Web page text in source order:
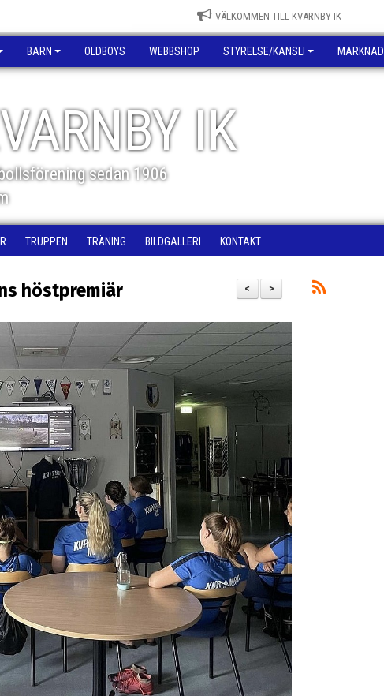
VÄLKOMMEN TILL KVARNBY IK
BARN OLDBOYS WEBBSHOP STYRELSE/KANSLI MARKNAD
IK
sedan 1906
TRUPPEN TRÄNING BILDGALLERI KONTAKT
>
<
höstpremiär